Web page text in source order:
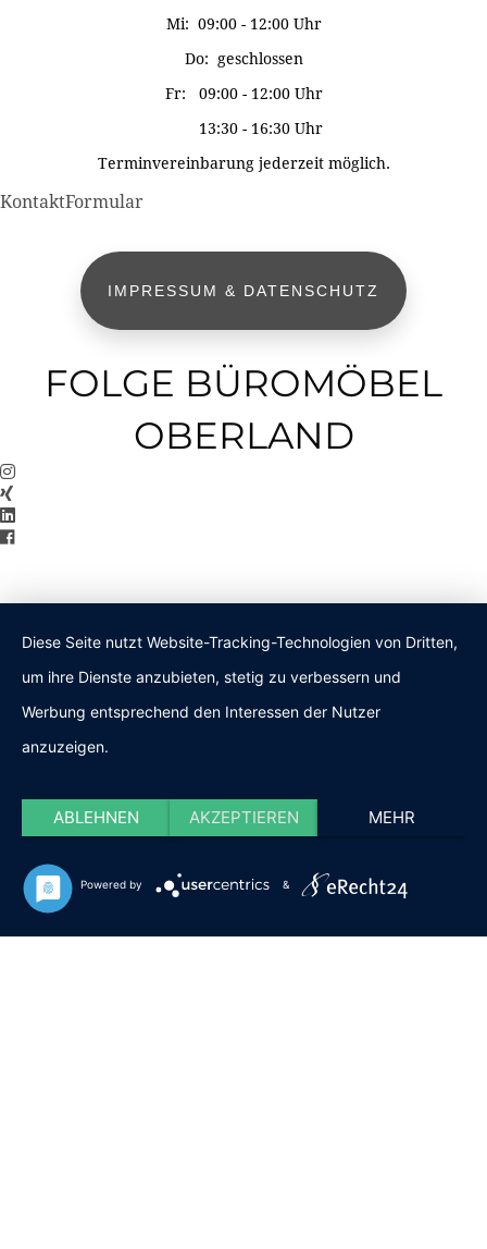
Mi: 09:00 - 12:00 Uhr
Do: geschlossen
Fr: 09:00 - 12:00 Uhr
13:30 - 16:30 Uhr
Terminvereinbarung jederzeit möglich.
KontaktFormular
IMPRESSUM & DATENSCHUTZ
FOLGE BÜROMÖBEL
OBERLAND
Diese Seite nutzt Website-Tracking-Technologien von Dritten,
um ihre Dienste anzubieten, stetig zu verbessern und
Werbung entsprechend den Interessen der Nutzer
anzuzeigen.
ABLEHNEN AKZEPTIEREN MEHR
Powered by &